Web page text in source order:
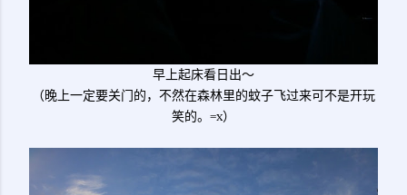
早上起床看日出～
（晚上一定要关门的，不然在森林里的蚊子飞过来可不是开玩
笑的。=x）